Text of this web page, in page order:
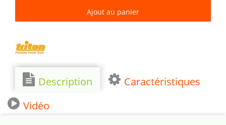
Ajout au panier
Description
Caractéristiques
Vidéo